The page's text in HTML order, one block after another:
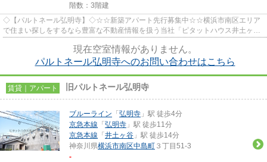
階数：3階建
◇【パルトネール弘明寺】◇☆☆新築アパート先行募集中☆☆横浜市南区エリア
で住まい探しをするなら豊富な不動産情報を扱う当社「ピタットハウス井土ヶ谷
現在空室情報がありません。
パルトネール弘明寺へのお問い合わせはこちら
賃貸｜アパート 旧パルトネール弘明寺
ブルーライン 「 弘明寺 」駅 徒歩4分
京急本線 「 弘明寺 」駅 徒歩11分
京急本線 「 井土ヶ谷 」駅 徒歩14分
神奈川県横浜市南区中島町 ３丁目51-3
-